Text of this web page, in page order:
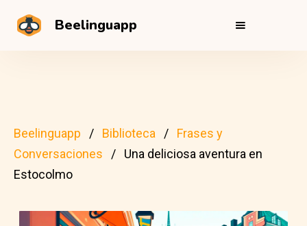
Beelinguapp
Beelinguapp Biblioteca
Frases y
Conversaciones
Una deliciosa aventura en
Estocolmo